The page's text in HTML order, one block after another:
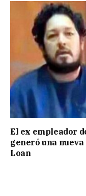
El ex empleador
generó una
Loan